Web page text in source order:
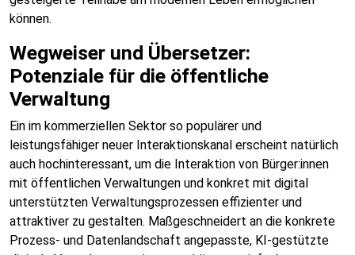
können.
Wegweiser und Übersetzer:
Potenziale für die öffentliche
Verwaltung
Ein im kommerziellen Sektor so populärer und
leistungsfähiger neuer Interaktionskanal erscheint natürlich
auch hochinteressant, um die Interaktion von Bürger:innen
mit öffentlichen Verwaltungen und konkret mit digital
unterstützten Verwaltungsprozessen effizienter und
attraktiver zu gestalten. Maßgeschneidert an die konkrete
Prozess- und Datenlandschaft angepasste, KI-gestützte